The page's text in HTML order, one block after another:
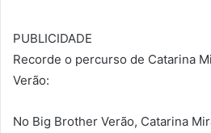
PUBLICIDADE
Recorde o percurso de Catarina
Verão:
No Big Brother Verão, Catarina